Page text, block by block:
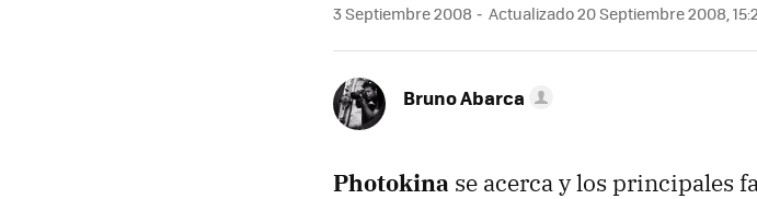
3 Septiembre 2008 Actualizado 20 Septiembre 2008,
Bruno Abarca
Photokina se acerca y los principales